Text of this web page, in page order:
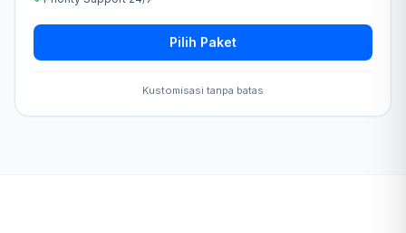
Pilih Paket
Kustomisasi tanpa batas